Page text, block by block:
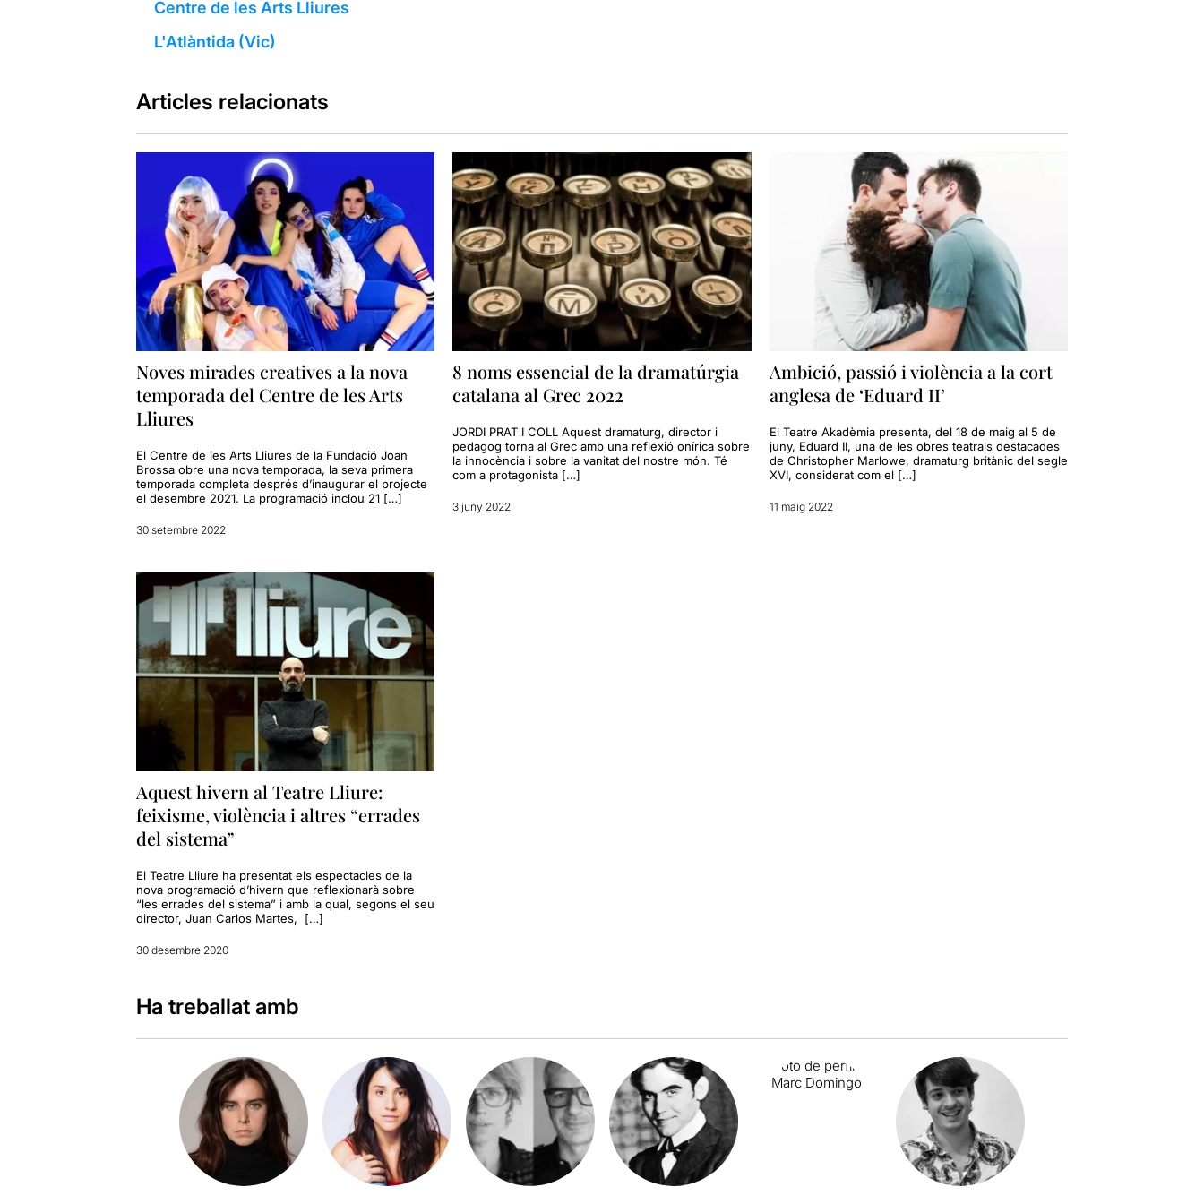
Centre de les Arts Lliures
L'Atlàntida (Vic)
Articles relacionats
Noves mirades creatives a la nova
temporada del Centre de les Arts
Lliures
El Centre de les Arts Lliures de la Fundació Joan
Brossa obre una nova temporada, la seva primera
temporada completa després d’inaugurar el projecte
el desembre 2021. La programació inclou 21 […]
30 setembre 2022
8 noms essencial de la dramatúrgia
catalana al Grec 2022
JORDI PRAT I COLL Aquest dramaturg, director i
pedagog torna al Grec amb una reflexió onírica sobre
la innocència i sobre la vanitat del nostre món. Té
com a protagonista […]
3 juny 2022
Ambició, passió i violència a la cort
anglesa de ‘Eduard II’
El Teatre Akadèmia presenta, del 18 de maig al 5 de
juny, Eduard II, una de les obres teatrals destacades
de Christopher Marlowe, dramaturg britànic del segle
XVI, considerat com el […]
11 maig 2022
Aquest hivern al Teatre Lliure:
feixisme, violència i altres “errades
del sistema”
El Teatre Lliure ha presentat els espectacles de la
nova programació d’hivern que reflexionarà sobre
“les errades del sistema” i amb la qual, segons el seu
director, Juan Carlos Martes, […]
30 desembre 2020
Ha treballat amb